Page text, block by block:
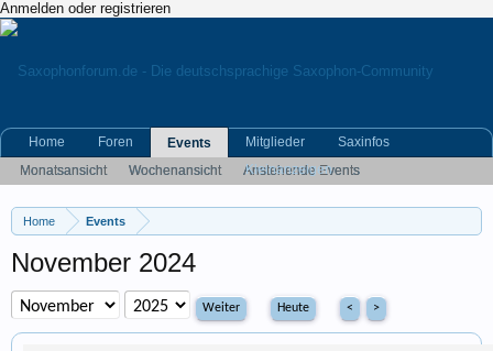
Anmelden oder registrieren
Home Events
November 2024
Heute < >
Home Foren
Events
Monatsansicht
Wochenansicht
Anstehende Events
Mitglieder
Saxinfos
Kleinanzeigen